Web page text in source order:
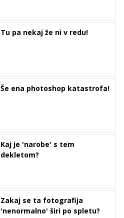
Tu pa nekaj že ni v redu!
Še ena photoshop katastrofa!
Kaj je 'narobe' s tem
dekletom?
Zakaj se ta fotografija
'nenormalno' širi po spletu?